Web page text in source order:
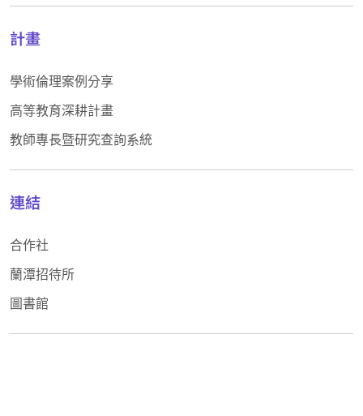
計畫
學術倫理案例分享
高等教育深耕計畫
教師專長暨研究查詢系統
連結
合作社
蘭潭招待所
圖書館